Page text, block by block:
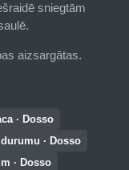
sniegtām
aizsargātas.
· Dosso
durumu · Dosso
Ilm · Dosso